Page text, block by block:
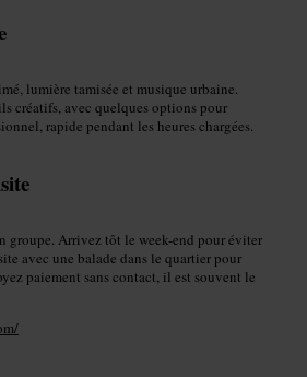
lumière tamisée et musique urbaine.
créatifs, avec quelques options pour
rapide pendant les heures chargées.
groupe. Arrivez tôt le week-end pour éviter
avec une balade dans le quartier pour
paiement sans contact, il est souvent le